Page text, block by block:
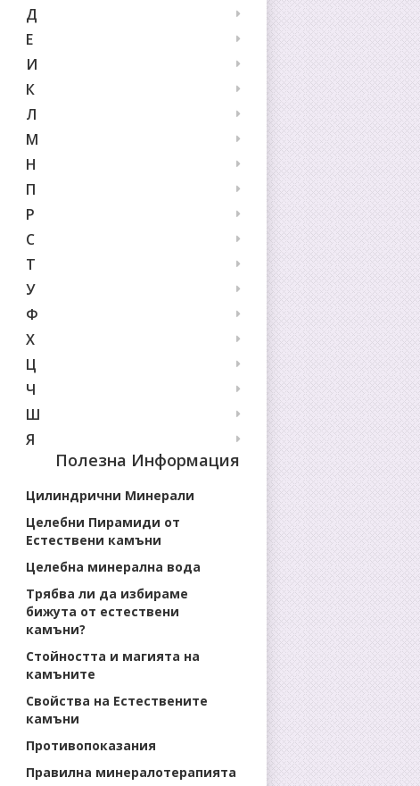
Д
Е
И
К
Л
М
Н
П
Р
С
Т
У
Ф
Х
Ц
Ч
Ш
Я
Полезна Информация
Цилиндрични Минерали
Целебни Пирамиди от
Естествени камъни
Целебна минерална вода
Трябва ли да избираме
бижута от естествени
камъни?
Стойността и магията на
камъните
Свойства на Естествените
камъни
Противопоказания
Правилна минералотерапията